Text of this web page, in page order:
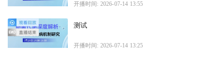
开播时间: 2026-07-14 13:55
测试
开播时间: 2026-07-14 13:25